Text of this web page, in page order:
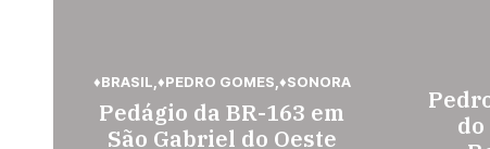
♦BRASIL ♦PEDRO GOMES ♦SONORA
Pedágio da BR-163 em
São Gabriel do Oeste